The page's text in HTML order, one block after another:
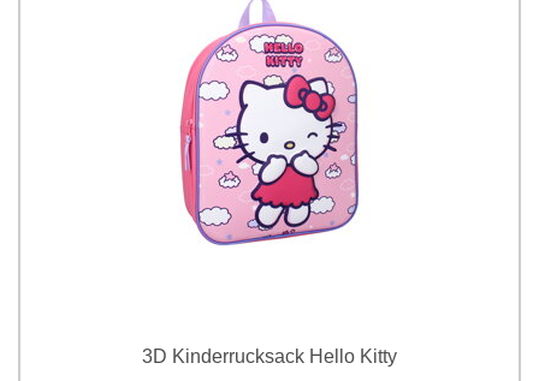
3D Kinderrucksack Hello Kitty